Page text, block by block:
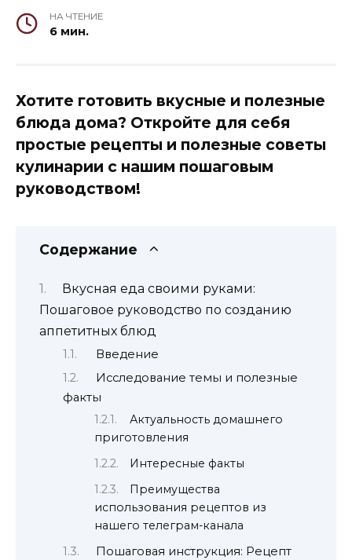
НА ЧТЕНИЕ
6 мин.
Хотите готовить вкусные и полезные
блюда дома? Откройте для себя
простые рецепты и полезные советы
кулинарии с нашим пошаговым
руководством!
Содержание
Вкусная еда своими руками:
Пошаговое руководство по созданию
аппетитных блюд
Введение
Исследование темы и полезные
факты
Актуальность домашнего
приготовления
Интересные факты
Преимущества
использования рецептов из
нашего телеграм-канала
Пошаговая инструкция: Рецепт